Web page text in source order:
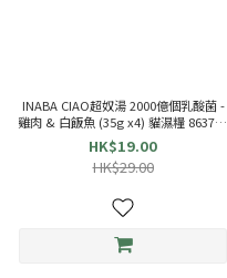
INABA CIAO超奴湯 2000億個乳酸菌 -
雞肉 & 白飯魚 (35g x4) 貓濕糧 863714
TCR-144
HK$19.00
HK$29.00